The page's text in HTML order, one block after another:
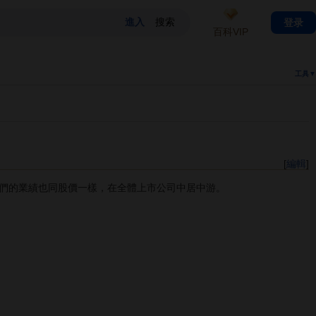
工具▼
[編輯
業績也同股價一樣，在全體上市公司中居中游。
百科VIP
登录